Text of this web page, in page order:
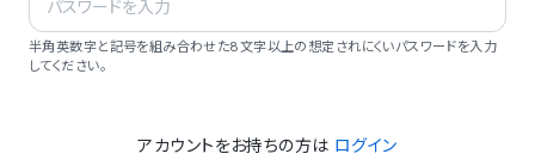
半角英数字と記号を組み合わせた8文字以上の想定されにくいパスワードを入力
してください。
アカウントをお持ちの方は ログイン